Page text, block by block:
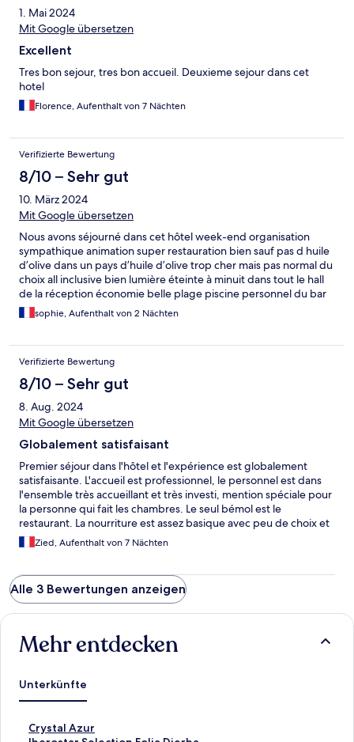
1. Mai 2024
Mit Google übersetzen
Excellent
Tres bon sejour, tres bon accueil. Deuxieme sejour dans cet
hotel
Florence, Aufenthalt von 7 Nächten
Verifizierte Bewertung
8/10 – Sehr gut
10. März 2024
Mit Google übersetzen
Nous avons séjourné dans cet hôtel week-end organisation
sympathique animation super restauration bien sauf pas d huile
d’olive dans un pays d’huile d’olive trop cher mais pas normal du
choix all inclusive bien lumière éteinte à minuit dans tout le hall
de la réception économie belle plage piscine personnel du bar
intérieur pas accueillant
sophie, Aufenthalt von 2 Nächten
Verifizierte Bewertung
8/10 – Sehr gut
8. Aug. 2024
Mit Google übersetzen
Globalement satisfaisant
Premier séjour dans l'hôtel et l'expérience est globalement
satisfaisante. L'accueil est professionnel, le personnel est dans
l'ensemble très accueillant et très investi, mention spéciale pour
la personne qui fait les chambres. Le seul bémol est le
restaurant. La nourriture est assez basique avec peu de choix et
peu de variétés. La cuisine tunisienne (et surtout djerbienne) est
tellement riche mais aucun effort pour mettre en valeur les plats
jus, sont justes imbuvables... Belle piscine mais transats
accaparés dès le matin (ce n'est pas la faute de l'hôtel sur ce
point), la plage est sympa mais des jours il y a une forte
de la boîte de nuit, en plus d'être trop bruyante, est juste
insupportable surtout jusqu'à des horaires très tardifs!
Zied, Aufenthalt von 7 Nächten
Alle 3 Bewertungen anzeigen
Mehr entdecken
Unterkünfte
Crystal Azur
L